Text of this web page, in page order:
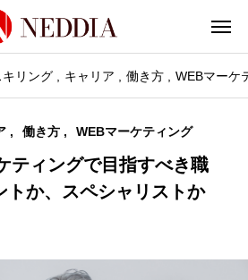
キリング キャリア 働き方 WEBマーケ
働き方 WEBマーケティング
ティングで目指すべき職
トか、スペシャリストか